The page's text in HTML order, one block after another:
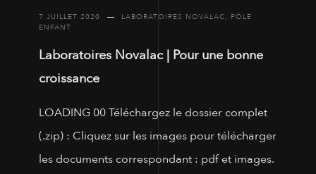
7 JUILLET 2020 LABORATOIRES NOVALAC, PÔLE
ENFANT
Laboratoires Novalac | Pour une bonne
croissance
LOADING 00 Téléchargez le dossier complet
(.zip) : Cliquez sur les images pour télécharger
les documents correspondant : pdf et images.